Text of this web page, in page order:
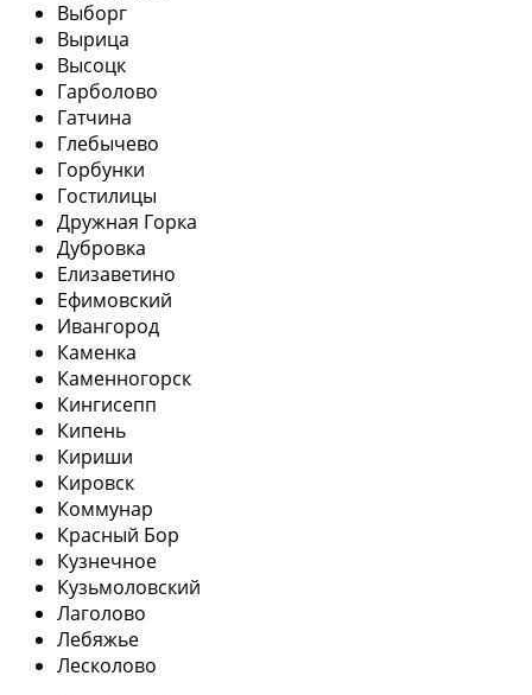
Выборг
Вырица
Высоцк
Гарболово
Гатчина
Глебычево
Горбунки
Гостилицы
Дружная Горка
Дубровка
Елизаветино
Ефимовский
Ивангород
Каменка
Каменногорск
Кингисепп
Кипень
Кириши
Кировск
Коммунар
Красный Бор
Кузнечное
Кузьмоловский
Лаголово
Лебяжье
Лесколово